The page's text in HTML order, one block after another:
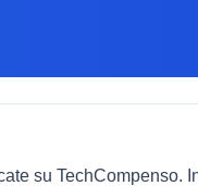
su TechCompenso.